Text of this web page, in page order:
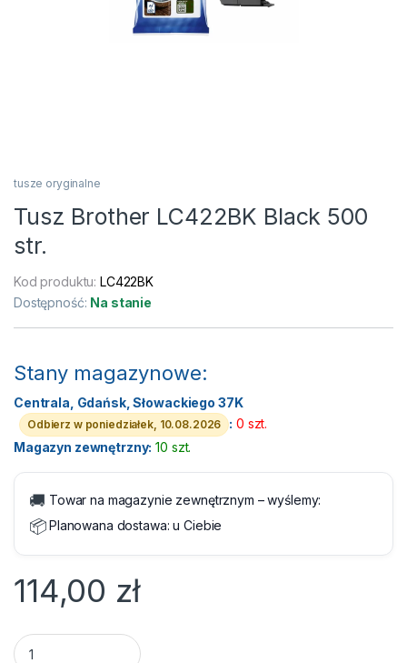
tusze oryginalne
Tusz Brother LC422BK Black 500
str.
Kod produktu:LC422BK
Dostępność: Na stanie
Stany magazynowe:
Centrala, Gdańsk, Słowackiego 37K
Odbierz w poniedziałek, 10.08.2026 : 0 szt.
Magazyn zewnętrzny: 10 szt.
🚚 Towar na magazynie zewnętrznym – wyślemy:
📦Planowana dostawa:u Ciebie
114,00 zł
Tusz Brother LC422BK Black 500 str. quantity